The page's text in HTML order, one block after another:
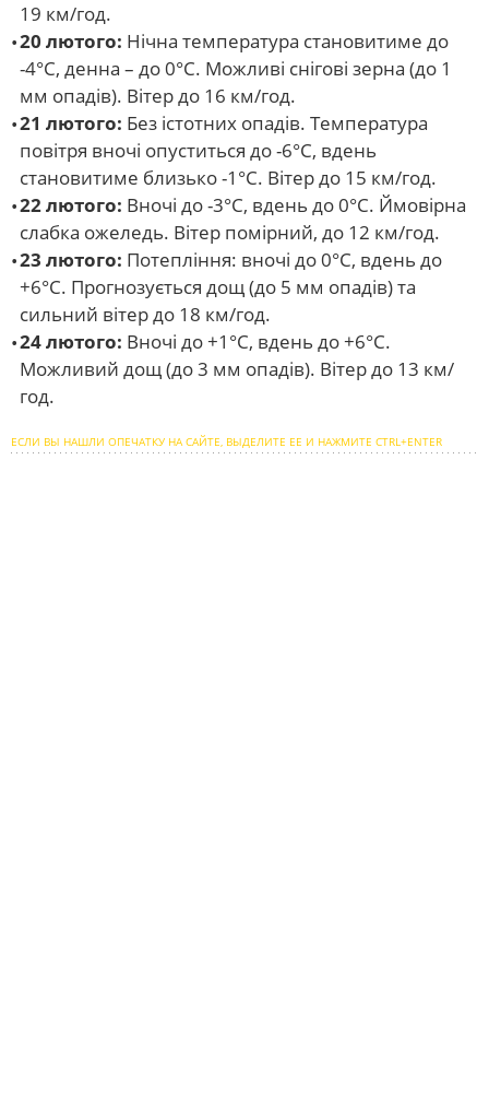
19 км/год.
20 лютого: Нічна температура становитиме до
-4°С, денна – до 0°С. Можливі снігові зерна (до 1
мм опадів). Вітер до 16 км/год.
21 лютого: Без істотних опадів. Температура
повітря вночі опуститься до -6°С, вдень
становитиме близько -1°С. Вітер до 15 км/год.
22 лютого: Вночі до -3°С, вдень до 0°С. Ймовірна
слабка ожеледь. Вітер помірний, до 12 км/год.
23 лютого: Потепління: вночі до 0°С, вдень до
+6°С. Прогнозується дощ (до 5 мм опадів) та
сильний вітер до 18 км/год.
24 лютого: Вночі до +1°С, вдень до +6°С.
Можливий дощ (до 3 мм опадів). Вітер до 13 км/
год.
ЕСЛИ ВЫ НАШЛИ ОПЕЧАТКУ НА САЙТЕ, ВЫДЕЛИТЕ ЕЕ И НАЖМИТЕ CTRL+ENTER